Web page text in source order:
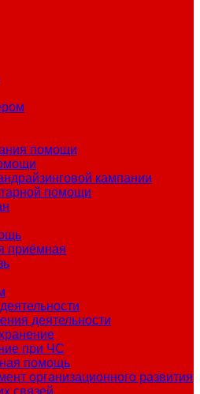
помощи
кампании
помощи
приёмная
деятельности
при ЧС
помощь
организационного развития
связей